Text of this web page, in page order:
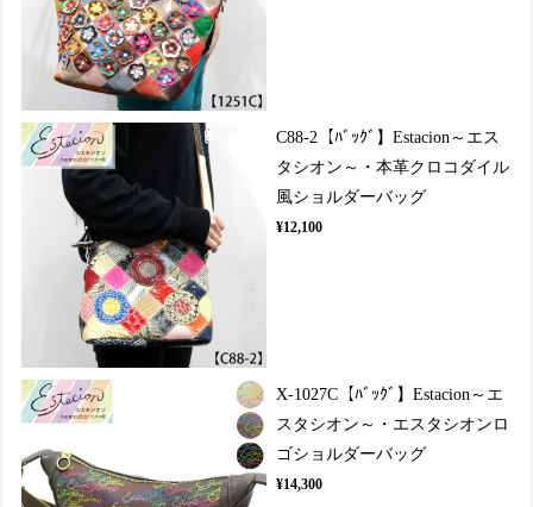
C88-2【ﾊﾞｯｸﾞ】Estacion～エス
タシオン～・本革クロコダイル
風ショルダーバッグ
¥12,100
X-1027C【ﾊﾞｯｸﾞ】Estacion～エ
スタシオン～・エスタシオンロ
ゴショルダーバッグ
¥14,300